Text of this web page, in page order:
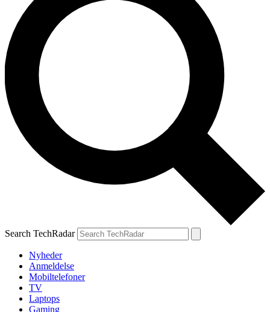
Search TechRadar
Nyheder
Anmeldelse
Mobiltelefoner
TV
Laptops
Gaming